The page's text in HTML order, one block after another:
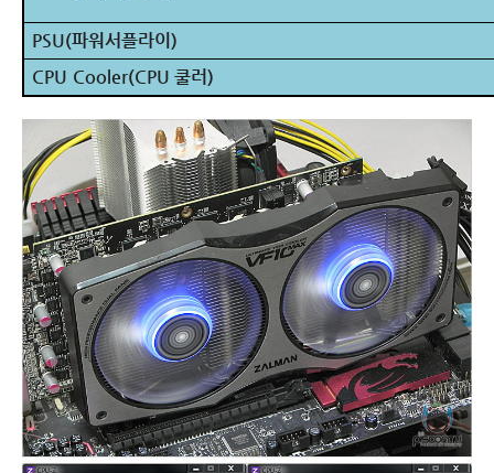
PSU(파워서플라이)
CPU Cooler(CPU쿨러)